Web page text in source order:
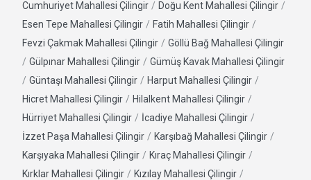
Cumhuriyet Mahallesi Çilingir / Doğu Kent Mahallesi Çilingir /
Esen Tepe Mahallesi Çilingir / Fatih Mahallesi Çilingir /
Fevzi Çakmak Mahallesi Çilingir / Göllü Bağ Mahallesi Çilingir
/ Gülpınar Mahallesi Çilingir / Gümüş Kavak Mahallesi Çilingir
/ Güntaşı Mahallesi Çilingir / Harput Mahallesi Çilingir /
Hicret Mahallesi Çilingir / Hilalkent Mahallesi Çilingir /
Hürriyet Mahallesi Çilingir / İcadiye Mahallesi Çilingir /
İzzet Paşa Mahallesi Çilingir / Karşıbağ Mahallesi Çilingir /
Karşıyaka Mahallesi Çilingir / Kıraç Mahallesi Çilingir /
Kırklar Mahallesi Çilingir / Kızılay Mahallesi Çilingir /